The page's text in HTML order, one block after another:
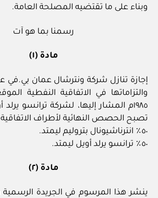
وبناء على ما تقتضيه المصلحة العامة.
رسمنا بما هو آت
مادة (١)
إجازة تنازل شركة ونترشال عمان
١٩٨٥م المشار إليها، لشركة ترانسو
تصبح الحصص النهائية لأطراف الاتفاقية
٥٠٪ انترناشيونال بتروليم ليمتد.
٥٠٪ ترانسو يرلد أويل ليمتد.
مادة (٢)
ينشر هذا المرسوم في الجريدة الرسمية